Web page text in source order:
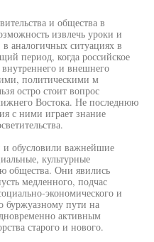
и общества в
извлечь уроки и
аналогичных ситуациях в
период, когда российское
внутреннего и внешнего
политическими м
остро стоит вопрос
Востока. Не последнюю
с ними играет знание
обусловили важнейшие
культурные
общества. Они явились
медленного, подчас
экономического и
буржуазному пути на
активным
старого и нового.